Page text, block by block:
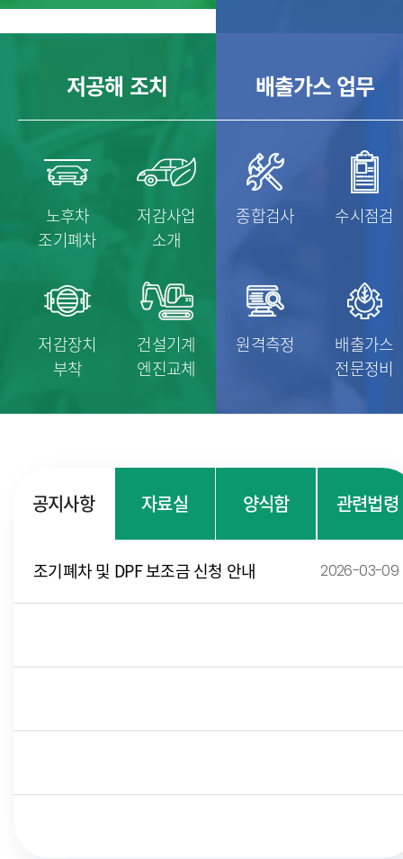
저공해 조치
노후차
조기폐차
저감사업
소개
저감장치
부착
건설기계
엔진교체
배출가스 업무
종합검사 수시점검
원격측정
배출가스
전문정비
공지사항 자료실 양식함 관련법령
조기폐차 및 DPF 보조금 신청 안내 2026-03-09